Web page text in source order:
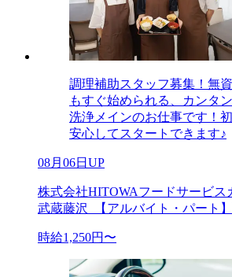
調理補助スタッフ募集！無
もすぐ始められる、カンタ
洗浄メインのお仕事です！
安心してスタートできます♪
08月06日UP
株式会社HITOWAフードサービス
武蔵藤沢_【アルバイト・パート
時給1,250円〜